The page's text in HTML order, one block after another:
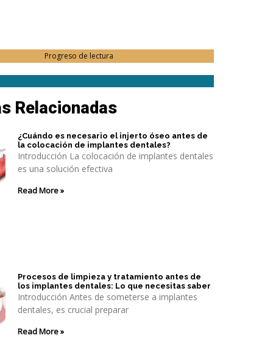
Progreso de lectura
Relacionadas
¿Cuándo es necesario el injerto óseo antes de
la colocación de implantes dentales?
Introducción La colocación de implantes dentales
es una solución efectiva
Read More »
Procesos de limpieza y tratamiento antes de
los implantes dentales: Lo que necesitas saber
Introducción Antes de someterse a implantes
dentales, es crucial preparar
Read More »